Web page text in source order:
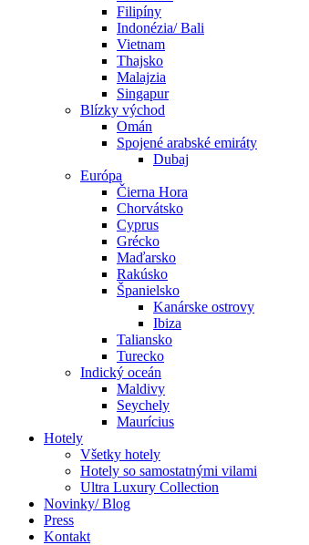
Filipíny
Indonézia/ Bali
Vietnam
Thajsko
Malajzia
Singapur
Blízky východ
Omán
Spojené arabské emiráty
Dubaj
Európa
Čierna Hora
Chorvátsko
Cyprus
Grécko
Maďarsko
Rakúsko
Španielsko
Kanárske ostrovy
Ibiza
Taliansko
Turecko
Indický oceán
Maldivy
Seychely
Maurícius
Hotely
Všetky hotely
Hotely so samostatnými vilami
Ultra Luxury Collection
Novinky/ Blog
Press
Kontakt